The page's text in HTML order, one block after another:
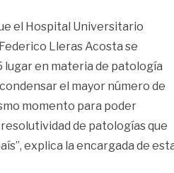
el Hospital Universitario
Lleras Acosta se
en materia de patología
el mayor número de
momento para poder
de patologías que
explica la encargada de